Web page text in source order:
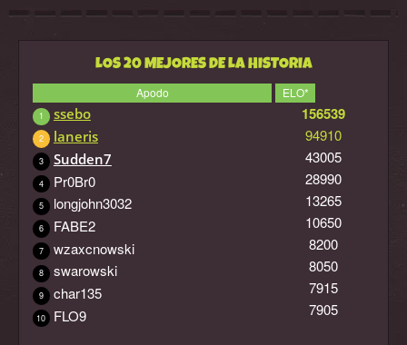
LOS 20 MEJORES DE LA HISTORIA
Apodo
ELO*
1 ssebo
2 laneris
3 Sudden7
4 Pr0Br0
5 longjohn3032
6 FABE2
7 wzaxcnowski
8 swarowski
9 char135
10 FLO9
156539
94910
43005
28990
13265
10650
8200
8050
7915
7905